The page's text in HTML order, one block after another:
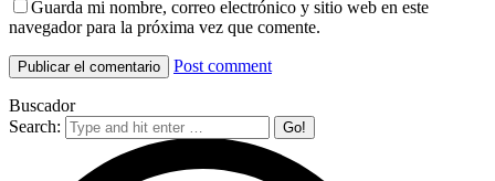
Guarda mi nombre, correo electrónico y sitio web en este
navegador para la próxima vez que comente.
Post comment
Buscador
Search: